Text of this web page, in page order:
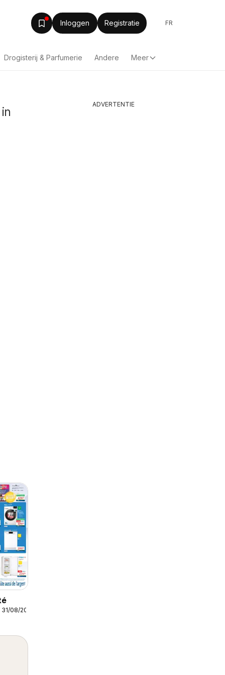
Inloggen Registratie FR
Drogisterij & Parfumerie Andere Meer
08/2026
ADVERTENTIE